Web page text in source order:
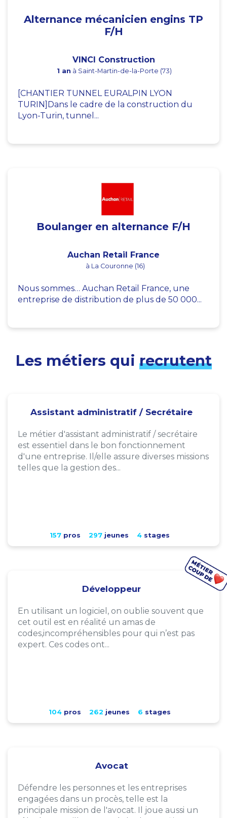
Alternance mécanicien engins TP
F/H
VINCI Construction
1 an à Saint-Martin-de-la-Porte (73)
[CHANTIER TUNNEL EURALPIN LYON
TURIN]Dans le cadre de la construction du
Lyon-Turin, tunnel...
Boulanger en alternance F/H
Auchan Retail France
à La Couronne (16)
Nous sommes… Auchan Retail France, une
entreprise de distribution de plus de 50 000...
Les métiers qui recrutent
Assistant administratif / Secrétaire
Le métier d'assistant administratif / secrétaire
est essentiel dans le bon fonctionnement
d'une entreprise. Il/elle assure diverses missions
telles que la gestion des...
157pros 297jeunes 4stages
Développeur
En utilisant un logiciel, on oublie souvent que
cet outil est en réalité un amas de
codes,incompréhensibles pour qui n’est pas
expert. Ces codes ont...
104pros 262 jeunes 6 stages
Avocat
Défendre les personnes et les entreprises
engagées dans un procès, telle est la
principale mission de l'avocat. Il joue aussi un